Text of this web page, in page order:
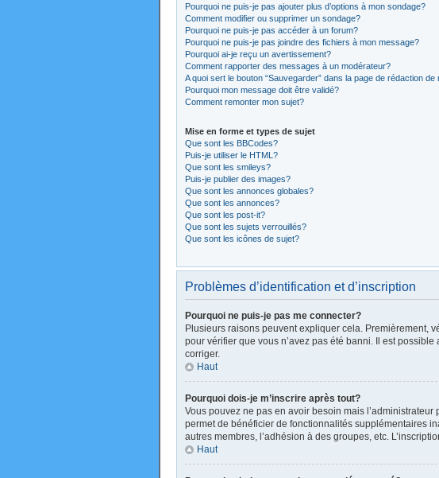
Pourquoi ne puis-je pas ajouter plus d’options à mon sondage?
Comment modifier ou supprimer un sondage?
Pourquoi ne puis-je pas accéder à un forum?
Pourquoi ne puis-je pas joindre des fichiers à mon message?
Pourquoi ai-je reçu un avertissement?
Comment rapporter des messages à un modérateur?
A quoi sert le bouton “Sauvegarder” dans la page de rédaction de
Pourquoi mon message doit être validé?
Comment remonter mon sujet?
Mise en forme et types de sujet
Que sont les BBCodes?
Puis-je utiliser le HTML?
Que sont les smileys?
Puis-je publier des images?
Que sont les annonces globales?
Que sont les annonces?
Que sont les post-it?
Que sont les sujets verrouillés?
Que sont les icônes de sujet?
Problèmes d’identification et d’inscription
Pourquoi ne puis-je pas me connecter?
Plusieurs raisons peuvent expliquer cela. Premièrement,
pour vérifier que vous n’avez pas été banni. Il est
corriger.
Haut
Pourquoi dois-je m’inscrire après tout?
Vous pouvez ne pas en avoir besoin mais
permet de bénéficier de fonctionnalités supplémentaires
autres membres, l’adhésion à des groupes, etc.
Haut